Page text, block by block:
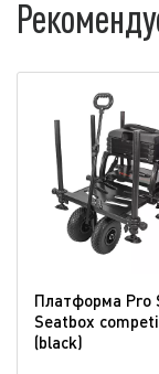
Платформа Pro
Seatbox
(blaсk)